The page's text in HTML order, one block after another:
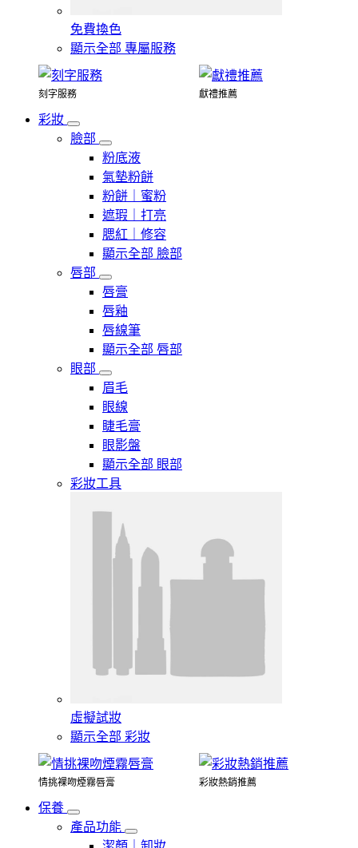
免費換色
顯示全部 專屬服務
刻字服務 獻禮推薦
彩妝
臉部
粉底液
氣墊粉餅
粉餅｜蜜粉
遮瑕｜打亮
腮紅｜修容
顯示全部 臉部
唇部
唇膏
唇釉
唇線筆
顯示全部 唇部
眼部
眉毛
眼線
睫毛膏
眼影盤
顯示全部 眼部
彩妝工具
虛擬試妝
顯示全部 彩妝
情挑裸吻煙霧唇膏 彩妝熱銷推薦
保養
產品功能